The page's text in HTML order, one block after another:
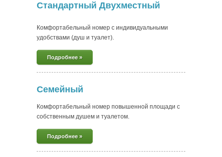
Стандартный Двухместный
Комфортабельный номер с индивидуальными
удобствами (душ и туалет).
Подробнее »
Семейный
Комфортабельный номер повышенной площади с
собственным душем и туалетом.
Подробнее »